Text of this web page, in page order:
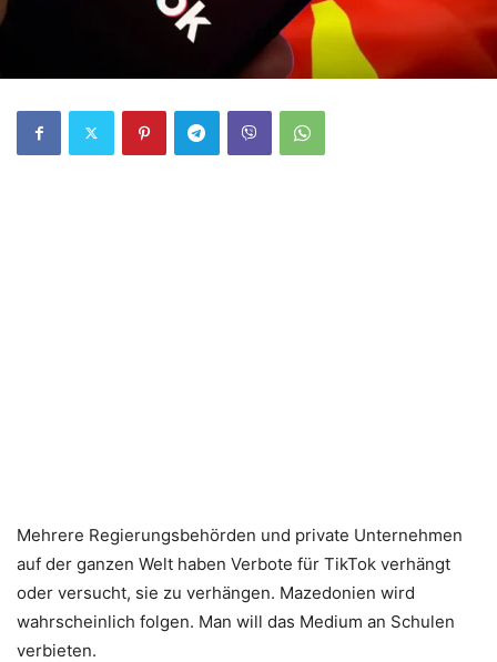
Mehrere Regierungsbehörden und private Unternehmen
auf der ganzen Welt haben Verbote für TikTok verhängt
oder versucht, sie zu verhängen. Mazedonien wird
wahrscheinlich folgen. Man will das Medium an Schulen
verbieten.